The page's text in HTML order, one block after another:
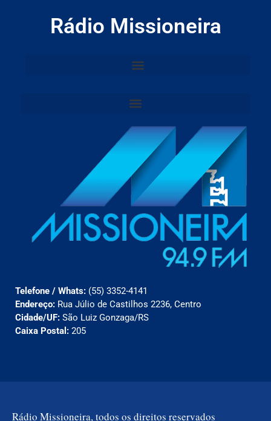
Rádio Missioneira
Telefone / Whats: (55) 3352-4141
Endereço: Rua Júlio de Castilhos 2236, Centro
Cidade/UF: São Luiz Gonzaga/RS
Caixa Postal: 205
Rádio Missioneira, todos os direitos reservados